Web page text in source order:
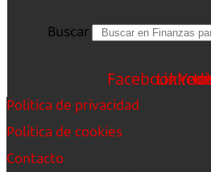
Buscar
Facebook
Política de privacidad
Política de cookies
Contacto